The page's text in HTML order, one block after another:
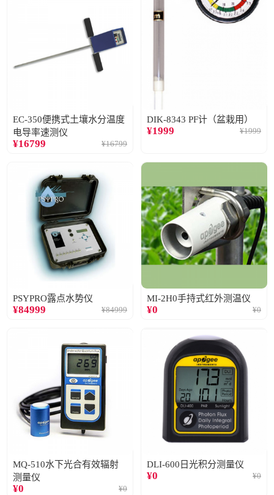
EC-350便携式土壤水分温度
电导率速测仪
¥16799 ¥16799
DIK-8343 PF计（盆栽用）
¥1999 ¥1999
PSYPRO露点水势仪
¥84999 ¥84999
MI-2H0手持式红外测温仪
¥0 ¥0
MQ-510水下光合有效辐射
测量仪
¥0 ¥0
DLI-600日光积分测量仪
¥0 ¥0